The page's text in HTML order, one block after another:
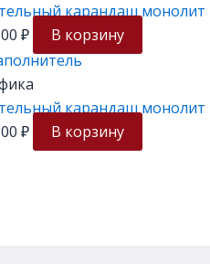
карандаш
₽ В корзину
карандаш монолит
₽ В корзину